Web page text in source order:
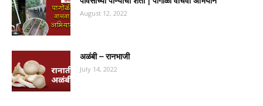
August 12, 2022
अळंबी – रानभाजी
July 14, 2022